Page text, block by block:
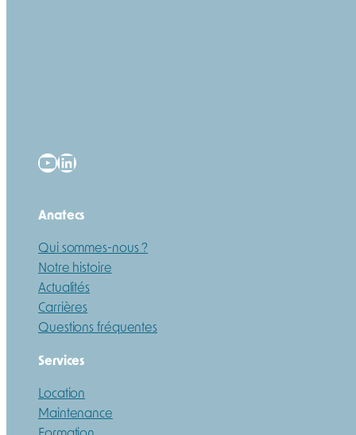
YouTube
LinkedIn
Anatecs
Qui sommes-nous ?
Notre histoire
Actualités
Carrières
Questions fréquentes
Services
Location
Maintenance